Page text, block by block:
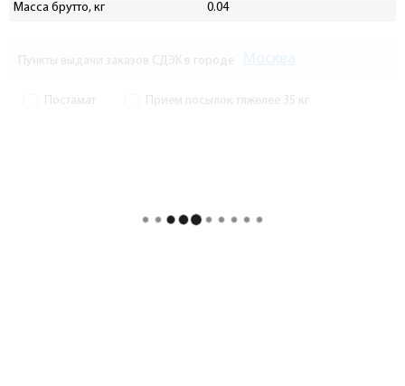
Масса брутто, кг
0.04
Пункты выдачи заказов СДЭК в городе
Постамат Прием посылок тяжелее 35 кг